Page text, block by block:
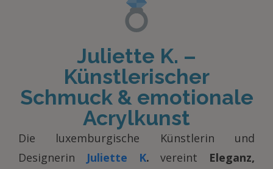
Juliette K. –
Künstlerischer
Schmuck & emotionale
Acrylkunst
Die luxemburgische Künstlerin und
Designerin Juliette K.vereint Eleganz,